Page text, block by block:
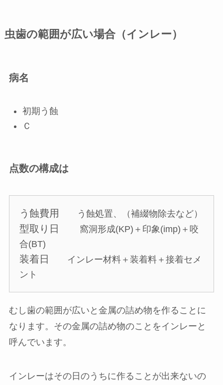
虫歯の範囲が広い場合（インレー）
病名
初期う蝕
Ｃ
点数の構成は
う蝕費用 う蝕処置、（補綴物除去など）
型取り日
窩洞形成(KP)＋印象(imp)＋咬
合(BT)
装着日
インレー材料＋装着料＋接着セメ
ント
むし歯の範囲が広いと金属の詰め物を作ることに
なります。その金属の詰め物のことをインレーと
呼んでいます。
インレーはその日のうちに作ることが出来ないの